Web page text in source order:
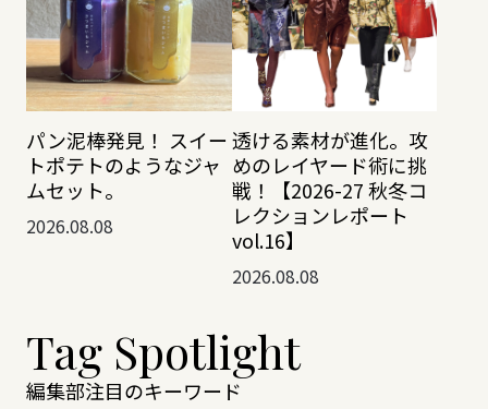
パン泥棒発見！ スイー
トポテトのようなジャ
ムセット。
2026.08.08
透ける素材が進化。攻
めのレイヤード術に挑
戦！【2026-27 秋冬コ
レクションレポート
vol.16】
2026.08.08
Tag Spotlight
編集部注目のキーワード